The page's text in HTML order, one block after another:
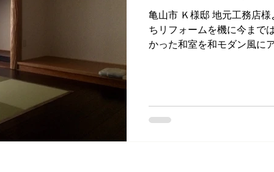
亀山市 Ｋ様邸 地元工務店様より依頼 新築して数十年が経
ちリフォームを機に今まで
かった和室を和モダン風に